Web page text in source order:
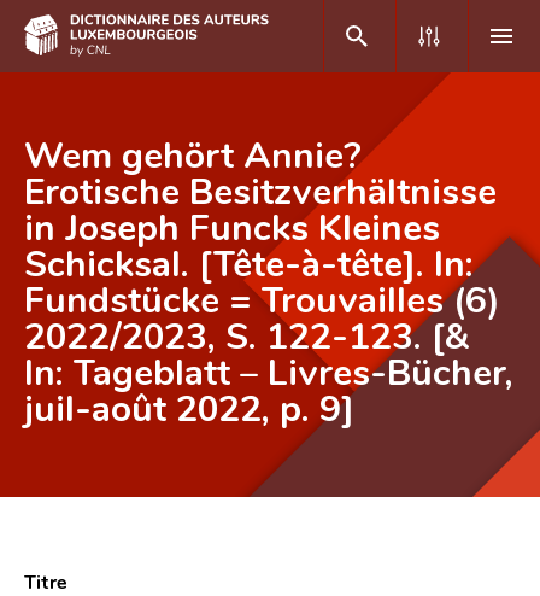
DE FR
Accueil
Auteur(e)s A-Z
Recherche avancée
Foire aux questions
CNL
Wem gehört Annie?
Erotische Besitzverhältnisse
in Joseph Funcks Kleines
Schicksal. [Tête-à-tête]. In:
Fundstücke = Trouvailles (6)
2022/2023, S. 122-123. [&
In: Tageblatt – Livres-Bücher,
juil-août 2022, p. 9]
Titre